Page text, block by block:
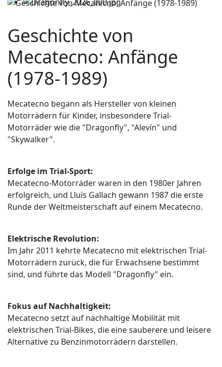
Geschichte von
Mecatecno: Anfänge
(1978-1989)
Mecatecno begann als Hersteller von kleinen
Motorrädern für Kinder, insbesondere Trial-
Motorräder wie die "Dragonfly", "Alevín" und
"Skywalker".
Erfolge im Trial-Sport:
Mecatecno-Motorräder waren in den 1980er Jahren
erfolgreich, und Lluís Gallach gewann 1987 die erste
Runde der Weltmeisterschaft auf einem Mecatecno.
Elektrische Revolution:
Im Jahr 2011 kehrte Mecatecno mit elektrischen Trial-
Motorrädern zurück, die für Erwachsene bestimmt
sind, und führte das Modell "Dragonfly" ein.
Fokus auf Nachhaltigkeit:
Mecatecno setzt auf nachhaltige Mobilität mit
elektrischen Trial-Bikes, die eine sauberere und leisere
Alternative zu Benzinmotorrädern darstellen.